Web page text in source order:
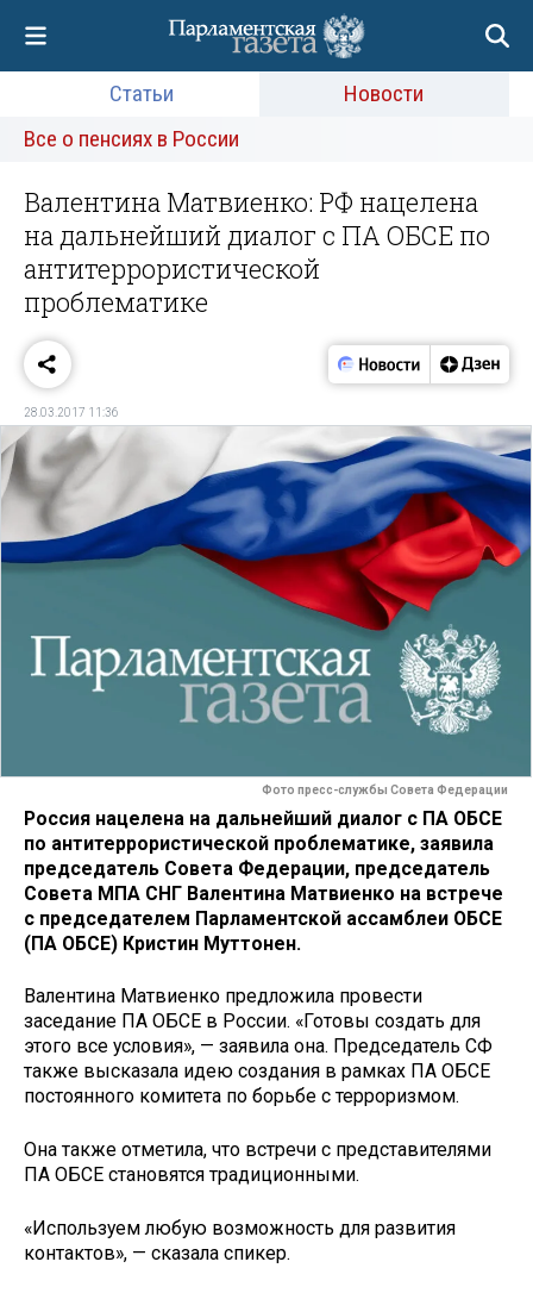
Статьи
Новости
Все о пенсиях в России
Валентина Матвиенко: РФ нацелена
на дальнейший диалог с ПА ОБСЕ по
антитеррористической
проблематике
28.03.2017 11:36
Фото пресс-службы Совета Федерации
Россия нацелена на дальнейший диалог с ПА ОБСЕ
по антитеррористической проблематике, заявила
председатель Совета Федерации, председатель
Совета МПА СНГ Валентина Матвиенко на встрече
с председателем Парламентской ассамблеи ОБСЕ
(ПА ОБСЕ) Кристин Муттонен.
Валентина Матвиенко предложила провести
заседание ПА ОБСЕ в России. «Готовы создать для
этого все условия», — заявила она. Председатель СФ
также высказала идею создания в рамках ПА ОБСЕ
постоянного комитета по борьбе с терроризмом.
Она также отметила, что встречи с представителями
ПА ОБСЕ становятся традиционными.
«Используем любую возможность для развития
контактов», — сказала спикер.